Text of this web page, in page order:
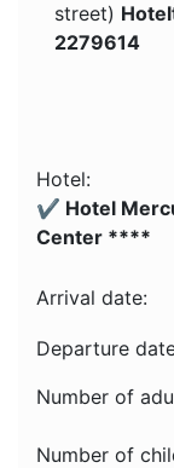
street)
2279614
Hotel:
✔️ Hotel
Center ****
Arrival date:
Departure
Number of
Number of